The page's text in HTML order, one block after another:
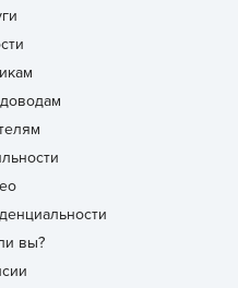
вы?